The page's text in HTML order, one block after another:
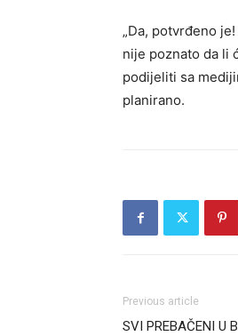
„Da, potvrđeno
nije poznato da li
podijeliti sa
planirano.
Previous article
SVI PREBAČENI U